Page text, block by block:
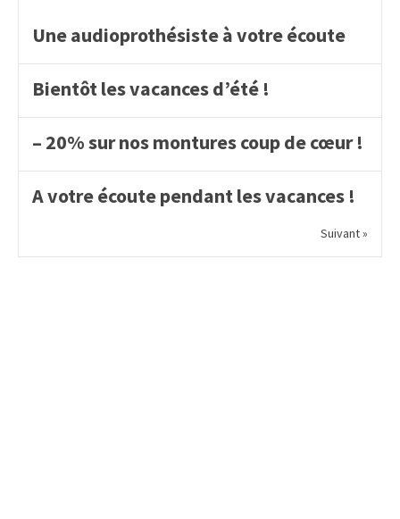
Une audioprothésiste à votre écoute
Bientôt les vacances d’été !
– 20% sur nos montures coup de cœur !
A votre écoute pendant les vacances !
Suivant »